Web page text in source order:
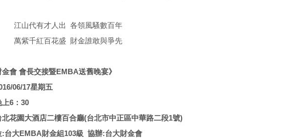
有才人出 各領風騷數百年
紅百花盛 財金誰敢與爭先
金會 會長交接暨EMBA送舊晚宴》
06/17星期五
上6：30
北花園大酒店二樓百合廳(台北市中正區中華路二段1號)
:台大EMBA財金組103級 協辦:台大財金會